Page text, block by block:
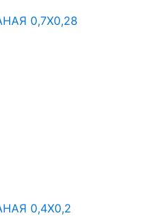
0,7X0,28
0,4X0,2